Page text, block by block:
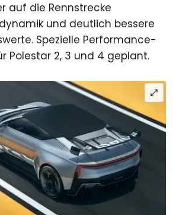
auf die Rennstrecke
und deutlich bessere
Spezielle Performance-
Polestar 2, 3 und 4 geplant.